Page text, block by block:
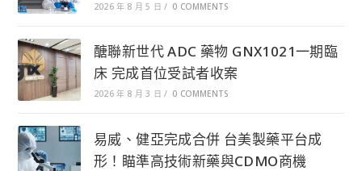
2026 年 8 月 5 日 / 0 COMMENTS
醣聯新世代 ADC 藥物 GNX1021一期臨
床 完成首位受試者收案
2026 年 8 月 3 日 / 0 COMMENTS
易威、健亞完成合併 台美製藥平台成
形！瞄準高技術新藥與CDMO商機